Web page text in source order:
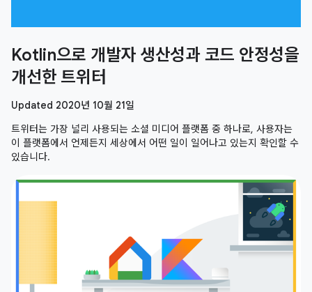
Kotlin으로 개발자 생산성과 코드 안정성을
개선한 트위터
Updated 2020년 10월 21일
트위터는 가장 널리 사용되는 소셜 미디어 플랫폼 중 하나로, 사용자는
이 플랫폼에서 언제든지 세상에서 어떤 일이 일어나고 있는지 확인할 수
있습니다.